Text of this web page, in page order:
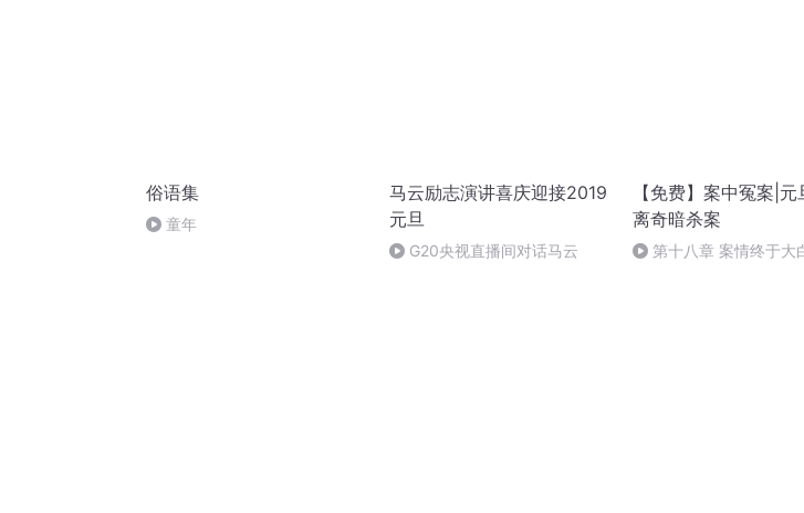
俗语集
童年
马云励志演讲喜庆迎接2019
元旦
G20央视直播间对话马云
【免费】案中冤案|元
离奇暗杀案
第十八章 案情终于大